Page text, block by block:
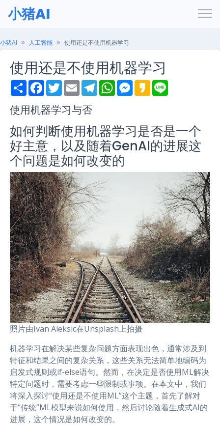
小猪AI
小猪AI 人工智能 使用还是不使用机器学习
使用还是不使用机器学习
S
h
r
e
F
a
e
b
o
k
T
w
t
t
e
r
E
m
i
l
T
e
a
m
W
h
A
p
p
M
e
g
e
r
K
a
使用机器学习与否
如何判断使用机器学习是否是一个
好主意，以及随着GenAI的进展这
个问题是如何改变的
照片由Ivan Aleksic在Unsplash上拍摄
机器学习在解决某些复杂问题方面表现出色，通常涉及到
特征和结果之间的复杂关系，这些关系无法简单地编码为
启发式规则或if-else语句。然而，在决定是否使用ML解决
特定问题时，需要考虑一些限制或事项。在本文中，我们
将深入探讨“使用还是不使用ML”这个主题，首先了解对
于“传统”ML模型来说如何使用，然后讨论随着生成式AI的
进展，这个情况是如何改变的。